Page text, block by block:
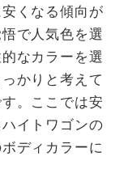
くなる傾向が
で人気色を選
なカラーを選
かりと考えて
。ここでは安
イトワゴンの
ディカラーに